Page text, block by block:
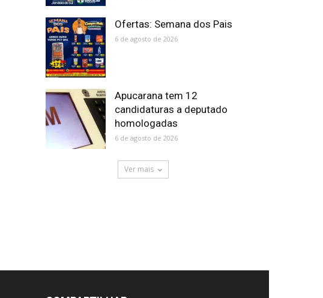
Ofertas: Semana dos Pais
6 de agosto de 2026
Apucarana tem 12
candidaturas a deputado
homologadas
6 de agosto de 2026
Ver mais